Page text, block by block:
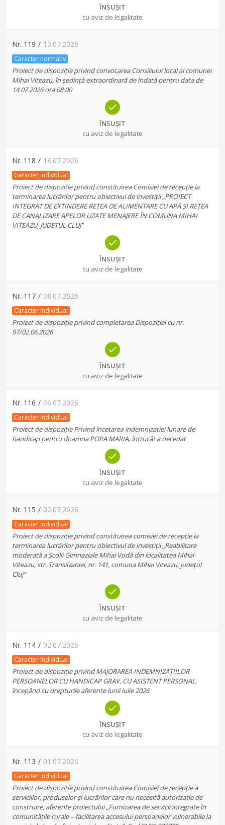
ÎNSUȘIT
cu aviz de legalitate
Nr. 119 / 13.07.2026
Caracter normativ
Proiect de dispoziție privind convocarea Consiliului local al comunei
Mihai Viteazu, în ședință extraordinară de îndată pentru data de
14.07.2026 ora 08:00
ÎNSUȘIT
cu aviz de legalitate
Nr. 118 / 13.07.2026
Caracter individual
Proiect de dispoziție privind constituirea Comisiei de recepție la
terminarea lucrărilor pentru obiectivul de investiții „PROIECT
INTEGRAT DE EXTINDERE REȚEA DE ALIMENTARE CU APĂ ȘI REȚEA
DE CANALIZARE APELOR UZATE MENAJERE ÎN COMUNA MIHAI
VITEAZU, JUDEȚUL CLUJ”
ÎNSUȘIT
cu aviz de legalitate
Nr. 117 / 08.07.2026
Caracter individual
Proiect de dispoziție privind completarea Dispoziției cu nr.
97/02.06.2026
ÎNSUȘIT
cu aviz de legalitate
Nr. 116 / 06.07.2026
Caracter individual
Proiect de dispoziție Privind încetarea indemnizatiei lunare de
handicap pentru doamna POPA MARIA, întrucât a decedat
ÎNSUȘIT
cu aviz de legalitate
Nr. 115 / 02.07.2026
Caracter individual
Proiect de dispoziție privind constituirea comisiei de recepție la
terminarea lucrărilor pentru obiectivul de investiții „Reabilitare
moderată a Școlii Gimnaziale Mihai Vodă din localitatea Mihai
Viteazu, str. Transilvaniei, nr. 141, comuna Mihai Viteazu, județul
Cluj”
ÎNSUȘIT
cu aviz de legalitate
Nr. 114 / 02.07.2026
Caracter individual
Proiect de dispoziție privind MAJORAREA INDEMNIZAȚIILOR
PERSOANELOR CU HANDICAP GRAV, CU ASISTENT PERSONAL,
începând cu drepturile aferente lunii iulie 2026
ÎNSUȘIT
cu aviz de legalitate
Nr. 113 / 01.07.2026
Caracter individual
Proiect de dispoziție privind constituirea Comisiei de recepție a
serviciilor, produselor și lucrărilor care nu necesită autorizație de
construire, aferente proiectului „Furnizarea de servicii integrate în
comunitățile rurale – facilitarea accesului persoanelor vulnerabile la